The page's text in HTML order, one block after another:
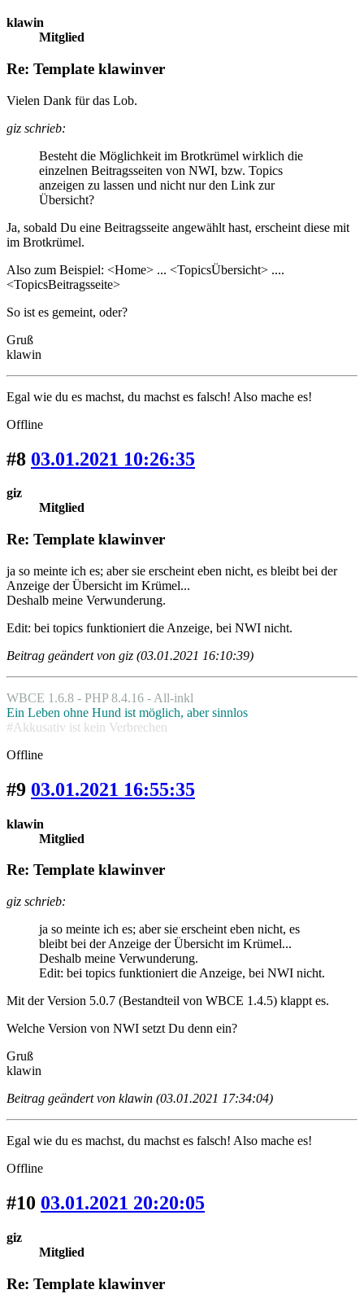
klawin
Mitglied
Re: Template klawinver
Vielen Dank für das Lob.
giz schrieb:
Besteht die Möglichkeit im Brotkrümel wirklich die
einzelnen Beitragsseiten von NWI, bzw. Topics
anzeigen zu lassen und nicht nur den Link zur
Übersicht?
Ja, sobald Du eine Beitragsseite angewählt hast, erscheint diese mit
im Brotkrümel.
Also zum Beispiel: <Home> ... <TopicsÜbersicht> ....
<TopicsBeitragsseite>
So ist es gemeint, oder?
Gruß
klawin
Egal wie du es machst, du machst es falsch! Also mache es!
Offline
#8 03.01.2021 10:26:35
giz
Mitglied
Re: Template klawinver
ja so meinte ich es; aber sie erscheint eben nicht, es bleibt bei der
Anzeige der Übersicht im Krümel...
Deshalb meine Verwunderung.
Edit: bei topics funktioniert die Anzeige, bei NWI nicht.
Beitrag geändert von giz (03.01.2021 16:10:39)
WBCE 1.6.8 - PHP 8.4.16 - All-inkl
Ein Leben ohne Hund ist möglich, aber sinnlos
#Akkusativ ist kein Verbrechen
Offline
#9 03.01.2021 16:55:35
klawin
Mitglied
Re: Template klawinver
giz schrieb:
ja so meinte ich es; aber sie erscheint eben nicht, es
bleibt bei der Anzeige der Übersicht im Krümel...
Deshalb meine Verwunderung.
Edit: bei topics funktioniert die Anzeige, bei NWI nicht.
Mit der Version 5.0.7 (Bestandteil von WBCE 1.4.5) klappt es.
Welche Version von NWI setzt Du denn ein?
Gruß
klawin
Beitrag geändert von klawin (03.01.2021 17:34:04)
Egal wie du es machst, du machst es falsch! Also mache es!
Offline
#10 03.01.2021 20:20:05
giz
Mitglied
Re: Template klawinver